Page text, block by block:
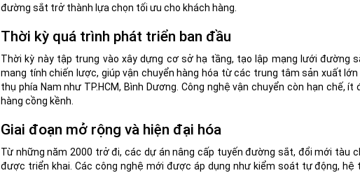
đường sắt trở thành lựa chọn tối ưu cho khách hàng.
Thời kỳ quá trình phát triển ban đầu
Thời kỳ này tập trung vào xây dựng cơ sở hạ tầng, tạo lập mạng lưới đường
mang tính chiến lược, giúp vận chuyển hàng hóa từ các trung tâm sản xuất
thụ phía Nam như TP.HCM, Bình Dương. Công nghệ vận chuyển còn hạn chế,
hàng cồng kềnh.
Giai đoạn mở rộng và hiện đại hóa
Từ những năm 2000 trở đi, các dự án nâng cấp tuyến đường sắt, đổi mới tàu
được triển khai. Các công nghệ mới được áp dụng như kiểm soát tự động, hệ